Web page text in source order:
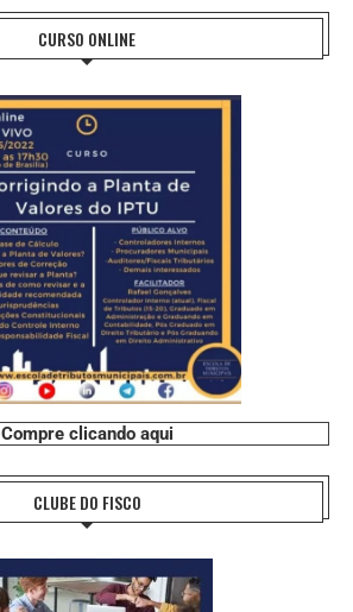
CURSO ONLINE
Compre clicando aqui
CLUBE DO FISCO